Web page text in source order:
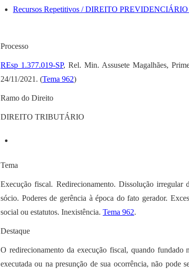
Recursos Repetitivos / DIREITO
Processo
REsp 1.377.019-SP, Rel. Min. Assusete Magalhães,
24/11/2021. (Tema 962)
Ramo do Direito
DIREITO TRIBUTÁRIO
Tema
Execução fiscal. Redirecionamento. Dissolução
sócio. Poderes de gerência à época do fato gerador.
social ou estatutos. Inexistência. Tema 962.
Destaque
O redirecionamento da execução fiscal, quando fundado
executada ou na presunção de sua ocorrência, não pode